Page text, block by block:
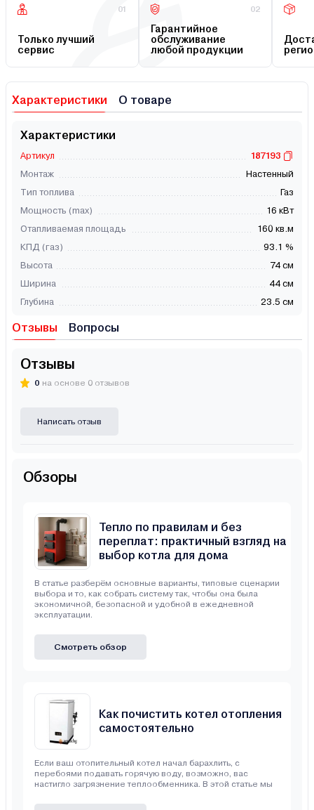
01
Только лучший
сервис
02
Гарантийное
обслуживание
любой продукции
Характеристики О товаре
Характеристики
Артикул
187193
Монтаж
Настенный
Тип топлива
Газ
Мощность (max)
16 кВт
Отапливаемая площадь
160 кв.м
КПД (газ)
93.1 %
Высота
74 см
Ширина
44 см
Глубина
23.5 см
Отзывы Вопросы
Отзывы
0 на основе 0 отзывов
Написать отзыв
Обзоры
Тепло по правилам и без
переплат: практичный взгляд на
выбор котла для дома
В статье разберём основные варианты, типовые сценарии
выбора и то, как собрать систему так, чтобы она была
экономичной, безопасной и удобной в ежедневной
эксплуатации.
Смотреть обзор
Как почистить котел отопления
самостоятельно
Если ваш отопительный котел начал барахлить, с
перебоями подавать горячую воду, возможно, вас
настигло загрязнение теплообменника. В этой статье мы